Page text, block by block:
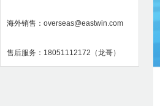
海外销售：overseas@eastwin.com
售后服务：18051112172（龙哥）